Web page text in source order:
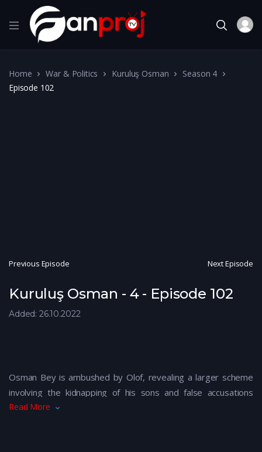
Home War & Politics Kuruluş Osman
Season 4
Episode 102
Previous Episode Next Episode
Kuruluş Osman - 4 - Episode 102
Added: 26.10.2022
Osman Bey is ambushed by Olof, revealing a larger scheme
involving the kidnapping of his sons and false accusations
against Öktem Bey. Ofelia is suspected as the prime culprit.
Read More